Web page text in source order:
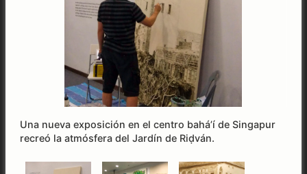
Una nueva exposición en el centro bahá’í de Singapur
recreó la atmósfera del Jardín de Riḍván.